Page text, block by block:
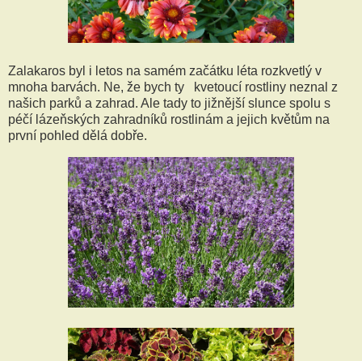
Zalakaros byl i letos na samém začátku léta rozkvetlý v
mnoha barvách. Ne, že bych ty kvetoucí rostliny neznal z
našich parků a zahrad. Ale tady to jižnější slunce spolu s
péčí lázeňských zahradníků rostlinám a jejich květům na
první pohled dělá dobře.